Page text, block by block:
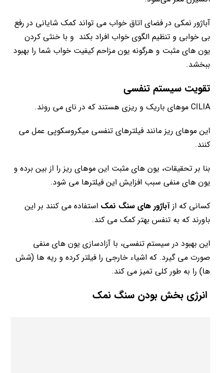
آباژور نمکی در فضای اتاق خواب می تواند کمک شایانی در رفع
بی خوابی و تنظیم الگوی خواب افراد بکند و با خنثی کردن
یون های مثبت و هرگونه یون مزاحم کیفیت خواب شما را بهبود
ببخشد.
تقویت سیستم تنفسی
CILIA موهای باریک و ریزی هستند که در نای می روند.
این موهای ریز مانند فیلترهای تنفسی میکروسکوپی عمل می
کنند.
بنا بر تحقیقات، یون های مثبت این موهای ریز را از بین برده و
یون های منفی سبب افزایش این فیلترها می شود.
کسانی که ازآباژور های سنگ نمک استفاده می کنند بر این
باورند که به تنفس بهتر کمک می کند.
این بهبود در سیستم تنفسی، با آزادسازی یون های منفی
صورت می گیرد. که اشیاء خارجی را فیلتر کرده و ریه ها (شش
ها) را به طور کلی تمیز می کند.
انرژی بخش بودن سنگ نمک